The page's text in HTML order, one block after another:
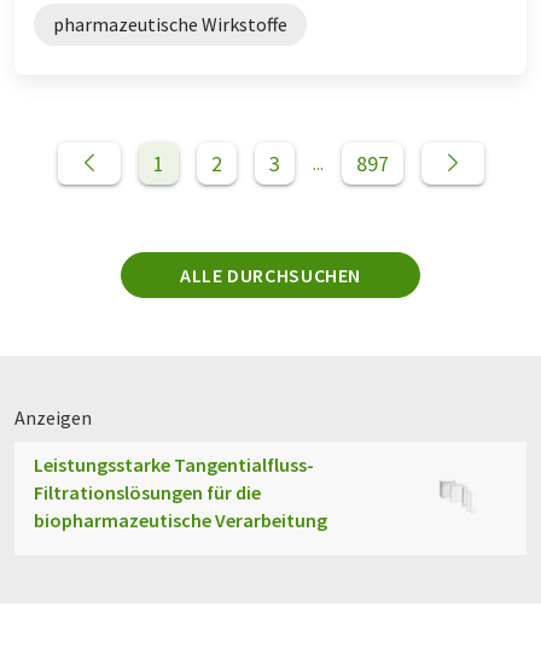
pharmazeutische Wirkstoffe
1 2 3 ... 897
ALLE DURCHSUCHEN
Anzeigen
Leistungsstarke Tangentialfluss-
Filtrationslösungen für die
biopharmazeutische Verarbeitung